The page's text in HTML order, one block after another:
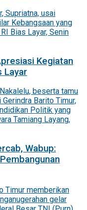
Kegiatan
Layar
Wabup: